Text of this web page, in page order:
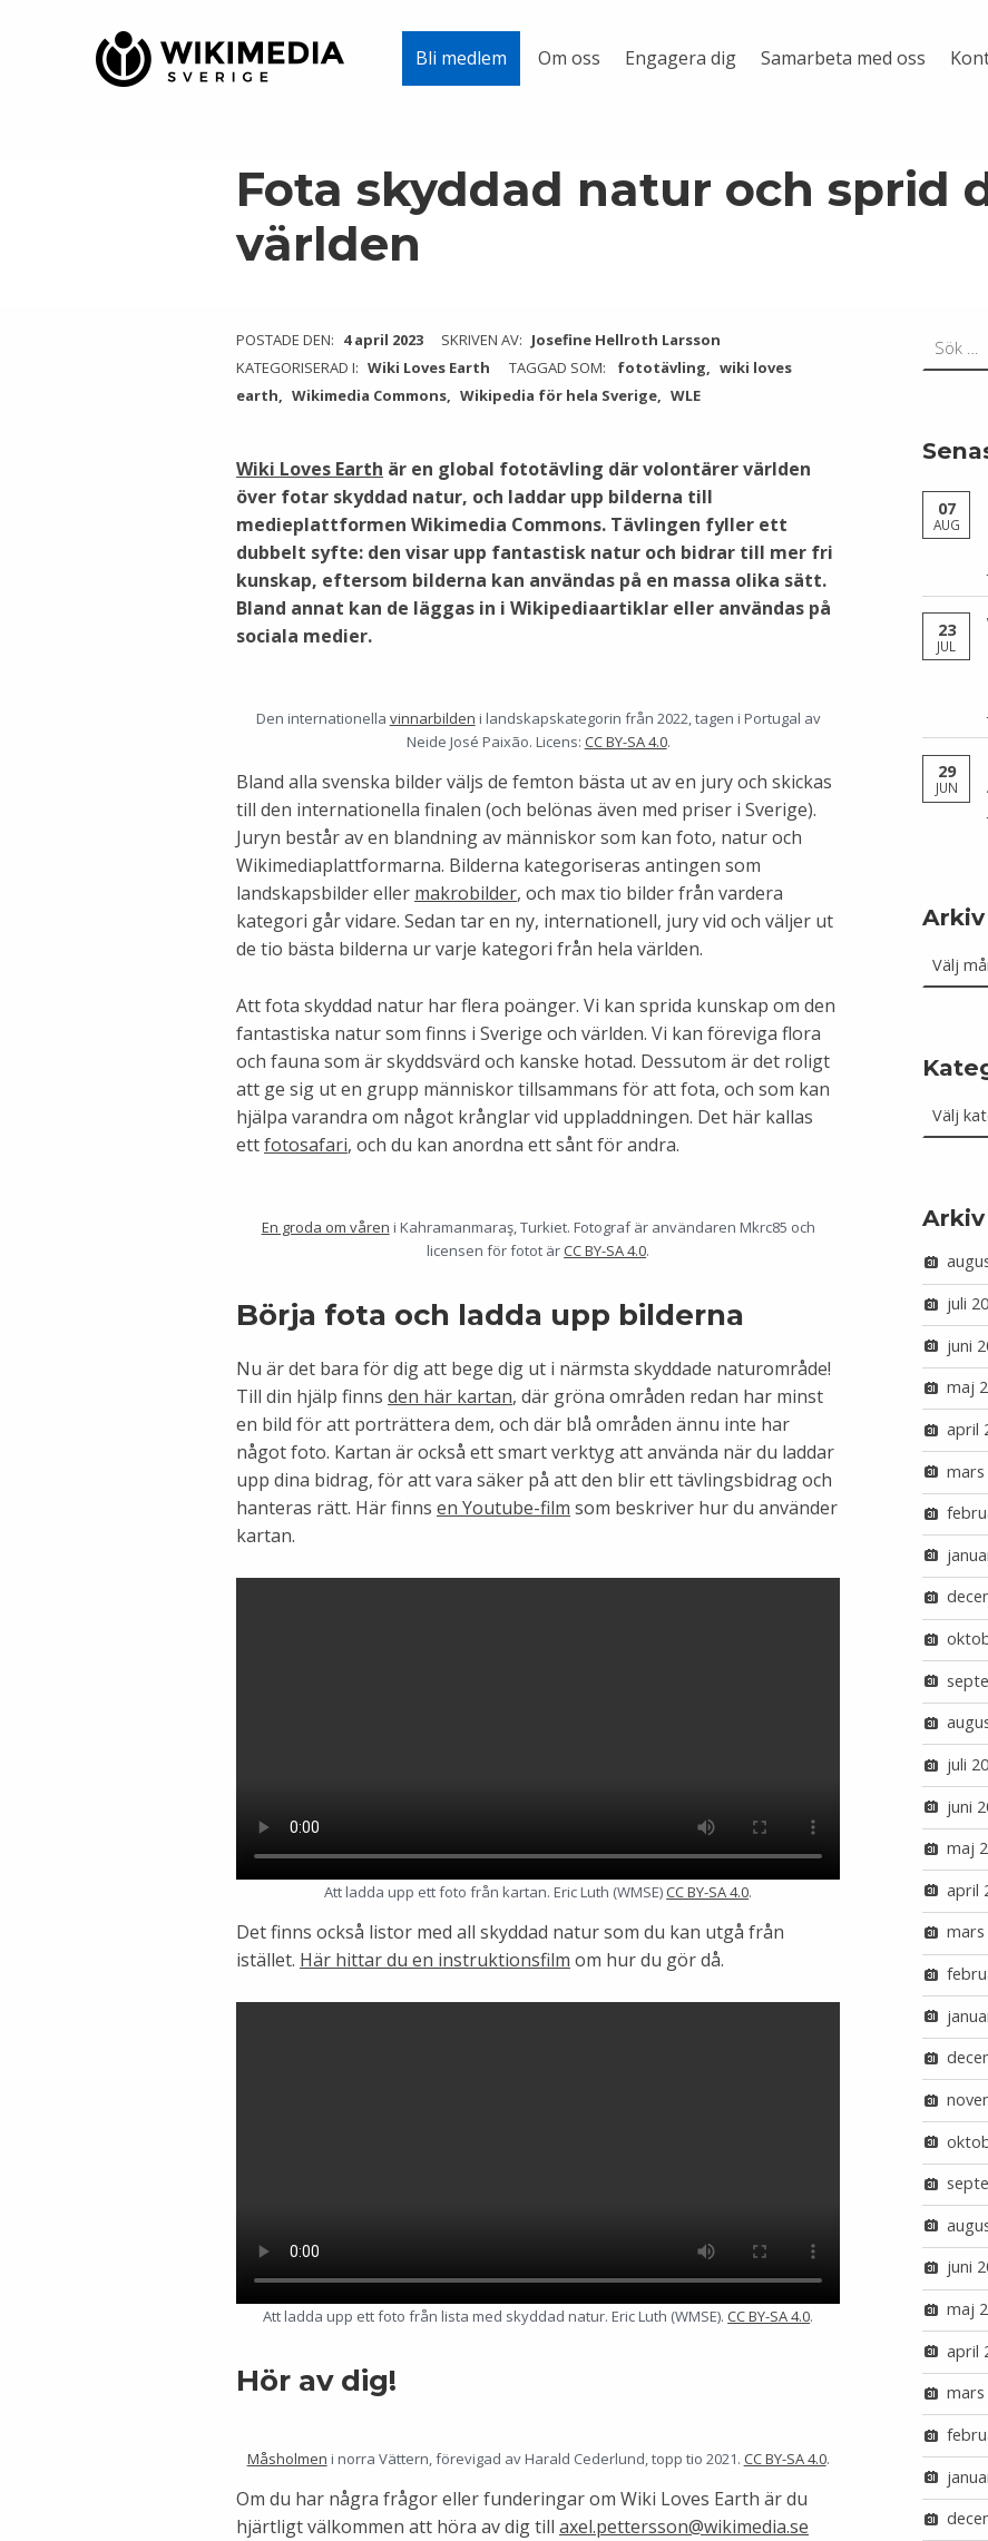
Bli medlem Om oss Engagera dig Samarbeta med oss
Fota skyddad natur och sprid
världen
POSTADE DEN: 4 april 2023 SKRIVEN AV: Josefine Hellroth Larsson
KATEGORISERAD I: Wiki Loves Earth TAGGAD SOM: fototävling
wiki loves
earth
Wikimedia Commons Wikipedia för hela Sverige WLE
Wiki Loves Earth är en global fototävling där volontärer världen
över fotar skyddad natur, och laddar upp bilderna till
medieplattformen Wikimedia Commons. Tävlingen fyller ett
dubbelt syfte: den visar upp fantastisk natur och bidrar till mer fri
kunskap, eftersom bilderna kan användas på en massa olika sätt.
Bland annat kan de läggas in i Wikipediaartiklar eller användas på
sociala medier.
Den internationella vinnarbilden i landskapskategorin från 2022, tagen i Portugal av
Neide José Paixão. Licens: CC BY-SA 4.0.
Bland alla svenska bilder väljs de femton bästa ut av en jury och skickas
till den internationella finalen (och belönas även med priser i Sverige).
Juryn består av en blandning av människor som kan foto, natur och
Wikimediaplattformarna. Bilderna kategoriseras antingen som
landskapsbilder eller makrobilder, och max tio bilder från vardera
kategori går vidare. Sedan tar en ny, internationell, jury vid och väljer ut
de tio bästa bilderna ur varje kategori från hela världen.
Att fota skyddad natur har flera poänger. Vi kan sprida kunskap om den
fantastiska natur som finns i Sverige och världen. Vi kan föreviga flora
och fauna som är skyddsvärd och kanske hotad. Dessutom är det roligt
att ge sig ut en grupp människor tillsammans för att fota, och som kan
hjälpa varandra om något krånglar vid uppladdningen. Det här kallas
ettfotosafari, och du kan anordna ett sånt för andra.
En groda om våren i Kahramanmaraş, Turkiet. Fotograf är användaren Mkrc85 och
licensen för fotot är CC BY-SA 4.0.
Börja fota och ladda upp bilderna
Nu är det bara för dig att bege dig ut i närmsta skyddade naturområde!
Till din hjälp finns den här kartan, där gröna områden redan har minst
en bild för att porträttera dem, och där blå områden ännu inte har
något foto. Kartan är också ett smart verktyg att använda när du laddar
upp dina bidrag, för att vara säker på att den blir ett tävlingsbidrag och
hanteras rätt. Här finns en Youtube-film som beskriver hur du använder
kartan.
Att ladda upp ett foto från kartan. Eric Luth (WMSE) CC BY-SA 4.0.
Det finns också listor med all skyddad natur som du kan utgå från
istället. Här hittar du en instruktionsfilm om hur du gör då.
Att ladda upp ett foto från lista med skyddad natur. Eric Luth (WMSE). CC BY-SA 4.0.
Hör av dig!
Måsholmen i norra Vättern, förevigad av Harald Cederlund, topp tio 2021. CC BY-SA 4.0.
Om du har några frågor eller funderingar om Wiki Loves Earth är du
hjärtligt välkommen att höra av dig till axel.pettersson@wikimedia.se
07
AUG
23
JUL
29
JUN
Arkiv
Arkiv
juli
juni
maj
april
mars
juli
juni
maj
april
mars
juni
maj
april
mars